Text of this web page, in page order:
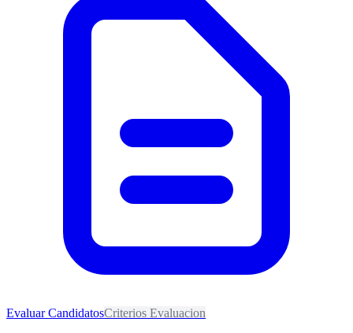
Evaluar CandidatosCriterios Evaluacion